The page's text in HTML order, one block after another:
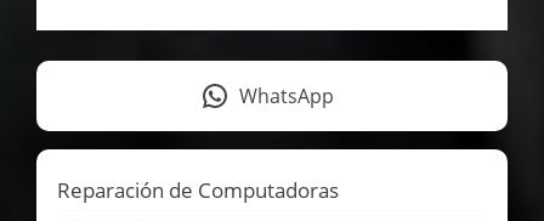
WhatsApp
Reparación de Computadoras